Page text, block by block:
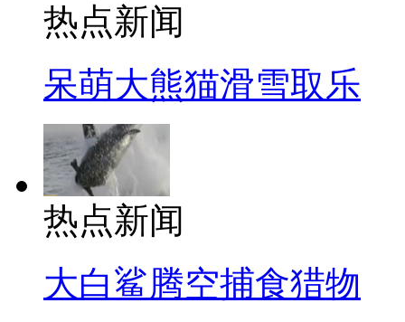
热点新闻
呆萌大熊猫滑雪取乐
热点新闻
大白鲨腾空捕食猎物